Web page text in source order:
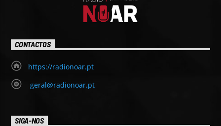
CONTACTOS
https://radionoar.pt
geral@radionoar.pt
SIGA-NOS